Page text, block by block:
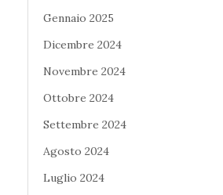
Gennaio 2025
Dicembre 2024
Novembre 2024
Ottobre 2024
Settembre 2024
Agosto 2024
Luglio 2024